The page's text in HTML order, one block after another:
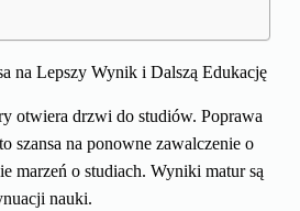
na Lepszy Wynik i Dalszą Edukację
otwiera drzwi do studiów. Poprawa
szansa na ponowne zawalczenie o
marzeń o studiach. Wyniki matur są
nauki.